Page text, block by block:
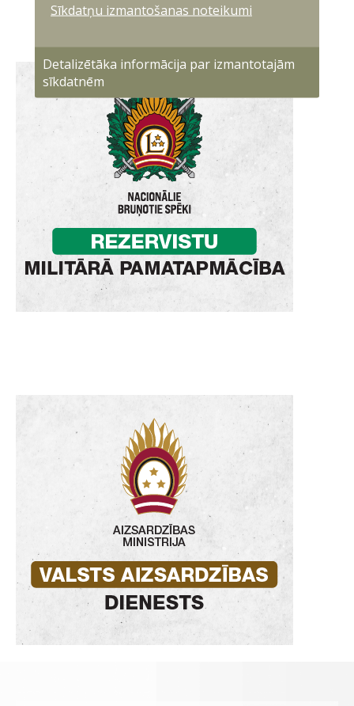
Sīkdatņu izmantošanas noteikumi
Detalizētāka informācija par izmantotajām
sīkdatnēm